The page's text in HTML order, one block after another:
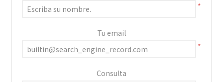
*
Tu email
*
Consulta